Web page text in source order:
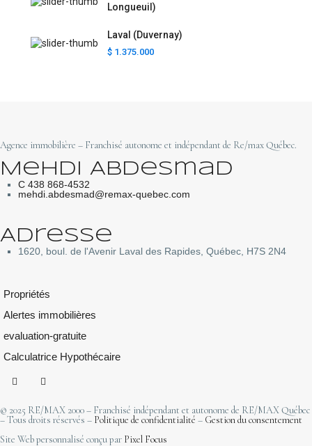
Longueuil)
Laval (Duvernay)
$ 1.375.000
Agence immobilière – Franchisé autonome et indépendant de Re/max Québec.
Mehdi Abdesmad
C 438 868-4532
mehdi.abdesmad@remax-quebec.com
Adresse
1620, boul. de l'Avenir Laval des Rapides, Québec, H7S 2N4
Propriétés
Alertes immobilières
evaluation-gratuite
Calculatrice Hypothécaire
© 2025 RE/MAX 2000 – Franchisé indépendant et autonome de RE/MAX Québec
– Tous droits réservés – Politique de confidentialité – Gestion du consentement
Site Web personnalisé conçu par Pixel Focus